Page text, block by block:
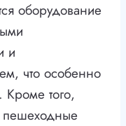
оборудование
и
что особенно
Кроме того,
пешеходные